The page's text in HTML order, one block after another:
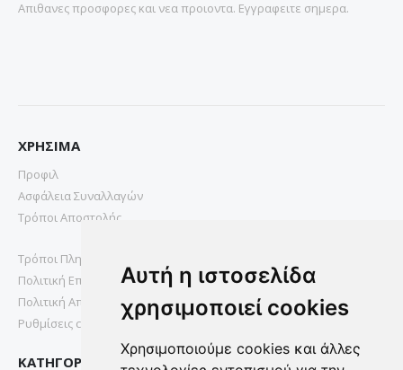
Αυτή η ιστοσελίδα
χρησιμοποιεί cookies
Χρησιμοποιούμε cookies και άλλες
Απιθανες προσφορες και νεα προιοντα. Εγγραφειτε σημερα.
ΧΡΗΣΙΜΑ
Προφιλ
Ασφάλεια Συναλλαγών
Τρόποι Αποστολής
Τρόποι Πληρωμής
Πολιτική Επιστροφών
Πολιτική Απορρήτου
Ρυθμίσεις cookies
ΚΑΤΗΓΟΡΙΕΣ